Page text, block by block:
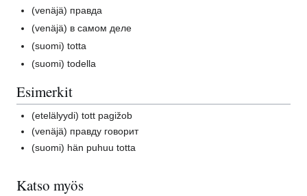
(venäjä) правда
(venäjä) в самом деле
(suomi)totta
(suomi)todella
Esimerkit
(etelälyydi)tott pagižob
(venäjä) правду говорит
(suomi) hän puhuu totta
Katso myös